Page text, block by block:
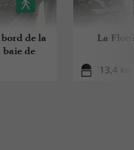
de la
baie de
La
13,4